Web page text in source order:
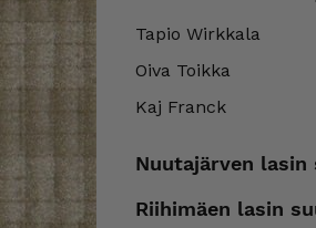
Tapio Wirkkala
Oiva Toikka
Kaj Franck
Nuutajärven lasin
Riihimäen lasin